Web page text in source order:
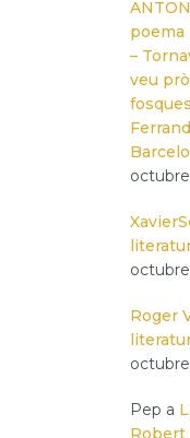
poema
–
veu
octubre
Roger
Pep a
Robert